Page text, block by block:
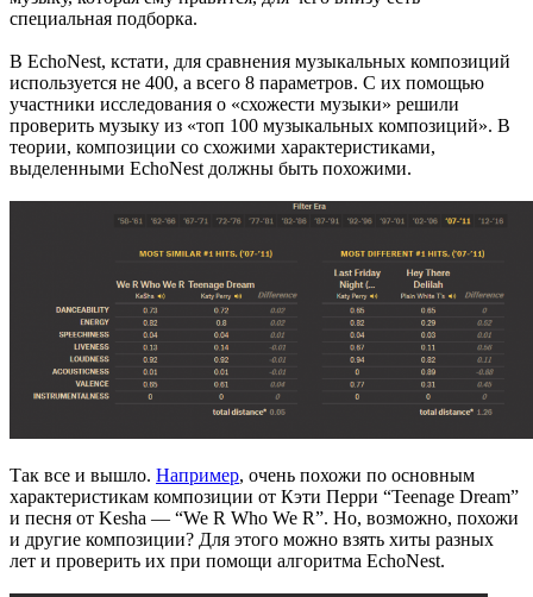
специальная подборка.
В EchoNest, кстати, для сравнения музыкальных композиций
используется не 400, а всего 8 параметров. С их помощью
участники исследования о «схожести музыки» решили
проверить музыку из «топ 100 музыкальных композиций». В
теории, композиции со схожими характеристиками,
выделенными EchoNest должны быть похожими.
Так все и вышло. Например, очень похожи по основным
характеристикам композиции от Кэти Перри “Teenage Dream”
и песня от Kesha — “We R Who We R”. Но, возможно, похожи
и другие композиции? Для этого можно взять хиты разных
лет и проверить их при помощи алгоритма EchoNest.